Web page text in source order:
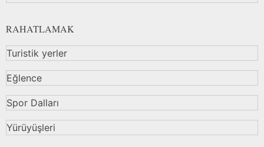
RAHATLAMAK
Turistik yerler
Eğlence
Spor Dalları
Yürüyüşleri